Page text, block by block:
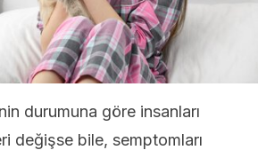
durumuna göre insanları
değişse bile, semptomları